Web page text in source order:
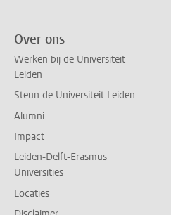
Over ons
Werken bij de Universiteit
Leiden
Steun de Universiteit Leiden
Alumni
Impact
Leiden-Delft-Erasmus
Universities
Locaties